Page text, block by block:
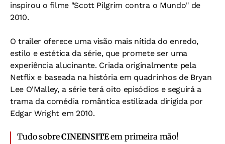
inspirou o filme "Scott Pilgrim contra o Mundo" de
2010.
O trailer oferece uma visão mais nítida do enredo,
estilo e estética da série, que promete ser uma
experiência alucinante. Criada originalmente pela
Netflix e baseada na história em quadrinhos de Bryan
Lee O'Malley, a série terá oito episódios e seguirá a
trama da comédia romântica estilizada dirigida por
Edgar Wright em 2010.
Tudo sobreCINEINSITEem primeira mão!